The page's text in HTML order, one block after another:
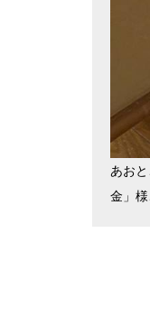
あお
金」